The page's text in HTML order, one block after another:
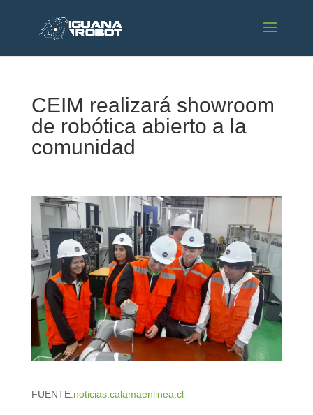
CEIM realizará showroom
de robótica abierto a la
comunidad
FUENTE:noticias.calamaenlinea.cl